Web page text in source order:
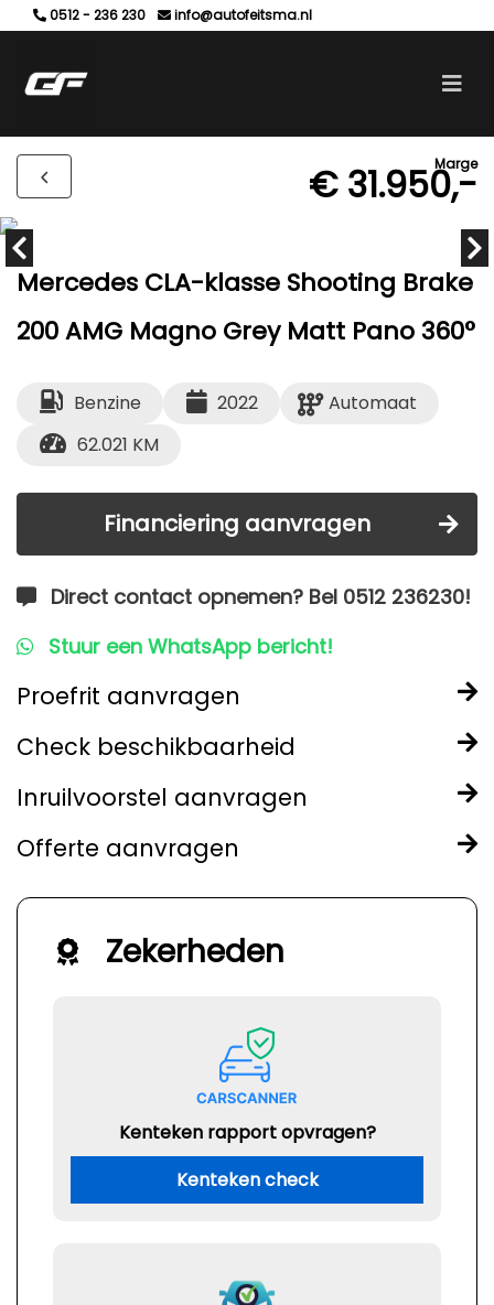
0512 - 236 230 info@autofeitsma.nl
Marge
€ 31.950,-
Mercedes CLA-klasse Shooting Brake
200 AMG Magno Grey Matt Pano 360°
Benzine 2022
Automaat
62.021 KM
Financiering aanvragen
Direct contact opnemen? Bel 0512 236230!
Stuur een WhatsApp bericht!
Proefrit aanvragen
Check beschikbaarheid
Inruilvoorstel aanvragen
Offerte aanvragen
Zekerheden
Kenteken rapport opvragen?
Kenteken check